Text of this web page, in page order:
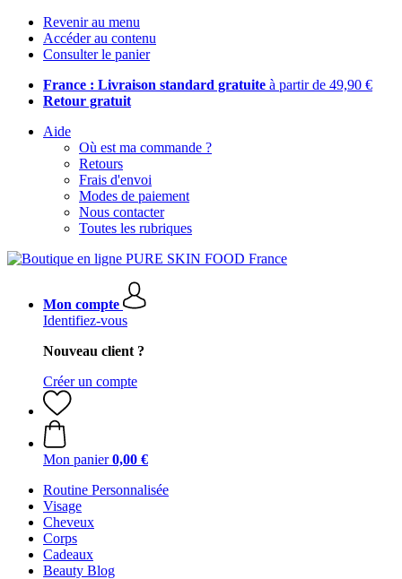
Revenir au menu
Accéder au contenu
Consulter le panier
France : Livraison standard gratuite à partir de 49,90 €
Retour gratuit
Aide
Où est ma commande ?
Retours
Frais d'envoi
Modes de paiement
Nous contacter
Toutes les rubriques
Mon compte
Identifiez-vous
Nouveau client ?
Créer un compte
Mon panier 0,00 €
Routine Personnalisée
Visage
Cheveux
Corps
Cadeaux
Beauty Blog